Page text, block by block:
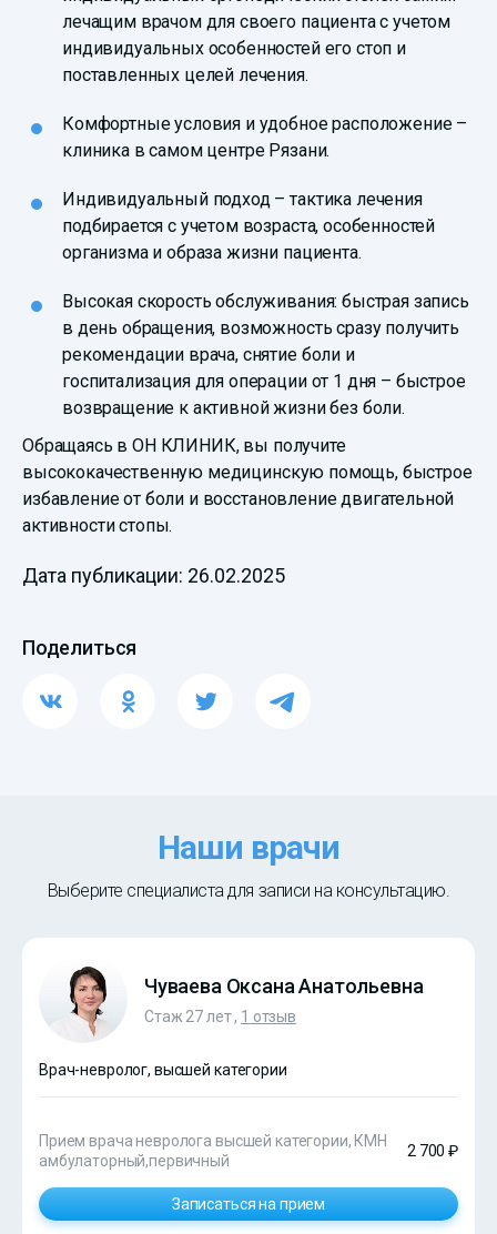
лечащим врачом для своего пациента с учетом
индивидуальных особенностей его стоп и
поставленных целей лечения.
Комфортные условия и удобное расположение –
клиника в самом центре Рязани.
Индивидуальный подход – тактика лечения
подбирается с учетом возраста, особенностей
организма и образа жизни пациента.
Высокая скорость обслуживания: быстрая запись
в день обращения, возможность сразу получить
рекомендации врача, снятие боли и
госпитализация для операции от 1 дня – быстрое
возвращение к активной жизни без боли.
Обращаясь в ОН КЛИНИК, вы получите
высококачественную медицинскую помощь, быстрое
избавление от боли и восстановление двигательной
активности стопы.
Дата публикации: 26.02.2025
Поделиться
Наши врачи
Выберите специалиста для записи на консультацию.
Чуваева Оксана Анатольевна
Стаж 27 лет , 1 отзыв
Врач-невролог, высшей категории
Прием врача невролога высшей категории, КМН
амбулаторный,первичный
2 700 ₽
Записаться на прием